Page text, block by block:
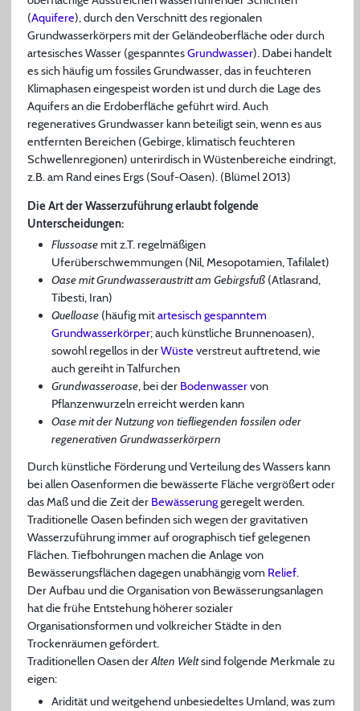
(Aquifere), durch den Verschnitt des regionalen
Grundwasserkörpers mit der Geländeoberfläche oder durch
artesisches Wasser (gespanntesGrundwasser). Dabei handelt
es sich häufig um fossiles Grundwasser, das in feuchteren
Klimaphasen eingespeist worden ist und durch die Lage des
Aquifers an die Erdoberfläche geführt wird. Auch
regeneratives Grundwasser kann beteiligt sein, wenn es aus
entfernten Bereichen (Gebirge, klimatisch feuchteren
Schwellenregionen) unterirdisch in Wüstenbereiche eindringt,
z.B. am Rand eines Ergs (Souf-Oasen). (Blümel 2013)
Die Art der Wasserzuführung erlaubt folgende
Unterscheidungen:
Flussoasemit z.T. regelmäßigen
Uferüberschwemmungen (Nil, Mesopotamien, Tafilalet)
Oase mit Grundwasseraustritt am Gebirgsfuß (Atlasrand,
Tibesti, Iran)
Quelloase (häufig mitartesisch gespanntem
Grundwasserkörper; auch künstliche Brunnenoasen),
sowohl regellos in derWüste verstreut auftretend, wie
auch gereiht in Talfurchen
Grundwasseroase, bei der Bodenwasservon
Pflanzenwurzeln erreicht werden kann
Oase mit der Nutzung von tiefliegenden fossilen oder
regenerativen Grundwasserkörpern
Durch künstliche Förderung und Verteilung des Wassers kann
bei allen Oasenformen die bewässerte Fläche vergrößert oder
das Maß und die Zeit der Bewässerunggeregelt werden.
Traditionelle Oasen befinden sich wegen der gravitativen
Wasserzuführung immer auf orographisch tief gelegenen
Flächen. Tiefbohrungen machen die Anlage von
Bewässerungsflächen dagegen unabhängig vom Relief.
Der Aufbau und die Organisation von Bewässerungsanlagen
hat die frühe Entstehung höherer sozialer
Organisationsformen und volkreicher Städte in den
Trockenräumen gefördert.
Traditionellen Oasen derAlten Weltsind folgende Merkmale zu
eigen:
Aridität und weitgehend unbesiedeltes Umland, was zum